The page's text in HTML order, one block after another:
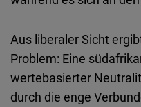
Aus liberaler Sicht
Problem: Eine
wertebasierter
durch die enge